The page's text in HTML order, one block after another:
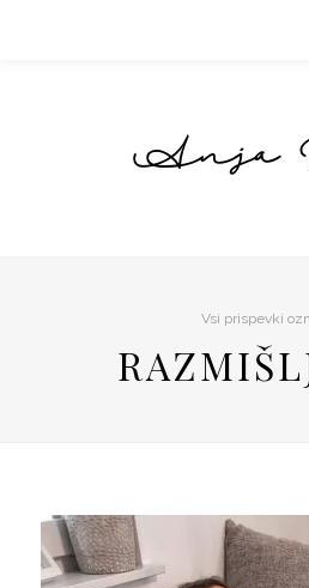
Anja
Vsi prispevki